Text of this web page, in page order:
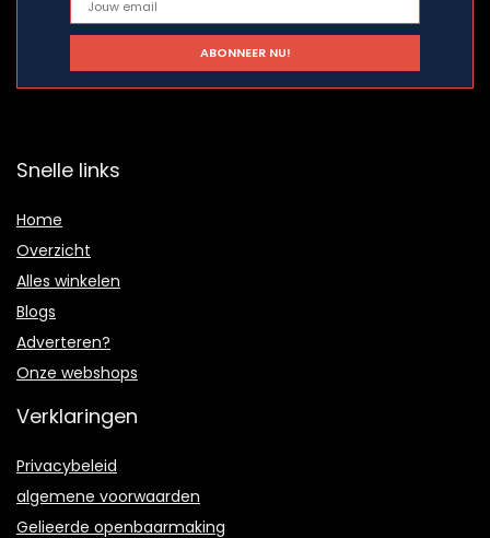
Snelle links
Home
Overzicht
Alles winkelen
Blogs
Adverteren?
Onze webshops
Verklaringen
Privacybeleid
algemene voorwaarden
Gelieerde openbaarmaking